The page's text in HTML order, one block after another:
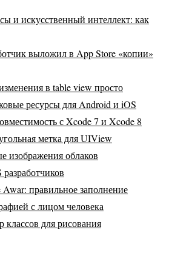
и искусственный интеллект: как
выложил в App Store «копии»
в table view просто
ресурсы для Android и iOS
с Xcode 7 и Xcode 8
метка для UIView
изображения облаков
правильное заполнение
с лицом человека
для рисования